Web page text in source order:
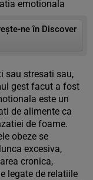
ne în Discover
sau stresati sau,
gest facut a fost
este un
de alimente ca
de foame.
obeze se
excesiva,
cronica,
legate de relatiile